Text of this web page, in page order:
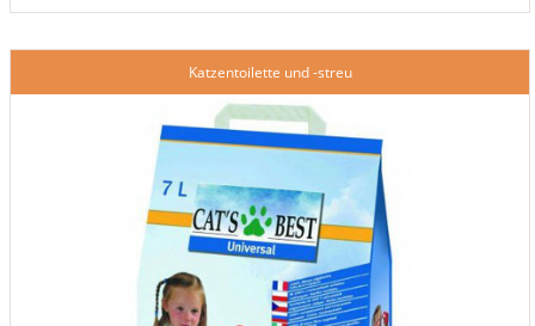
Katzentoilette und -streu